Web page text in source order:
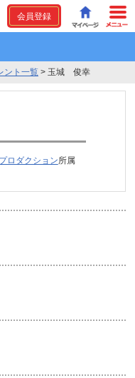
会員登録
ント一覧 > 玉城 俊幸
ロダクション所属